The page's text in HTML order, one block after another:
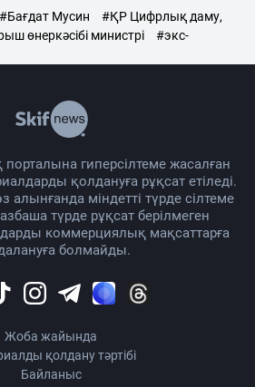
#Бағдат Мусин
#ҚР Цифрлық даму,
өнеркәсібі министрі
#экс-
порталына гиперсілтеме жасалған
қолдануға рұқсат етіледі.
алынғанда міндетті түрде сілтеме
түрде рұқсат берілмеген
коммерциялық мақсаттарға
болмайды.
Жоба жайында
қолдану тәртібі
Байланыс